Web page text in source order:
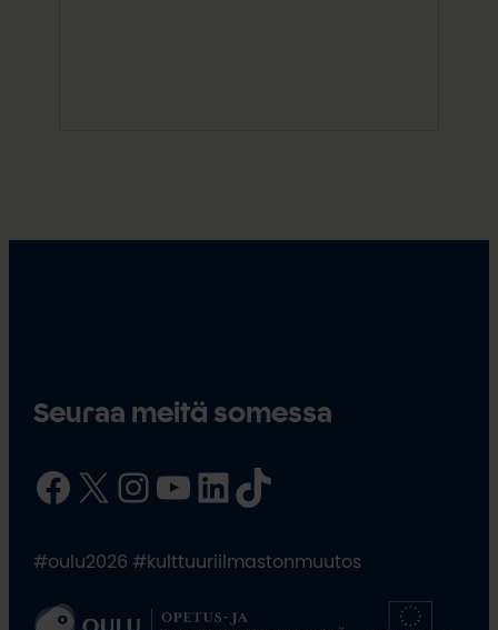
Seuraa meitä somessa
Facebook X InstagramYouTube LinkedIn TikTok
#oulu2026 #kulttuuriilmastonmuutos